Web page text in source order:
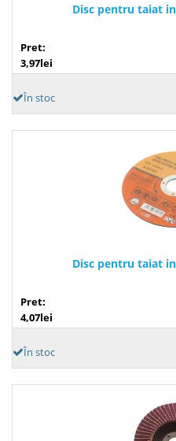
Disc pentru taiat
Pret:
3,97lei
În stoc
Disc pentru taiat
Pret:
4,07lei
În stoc